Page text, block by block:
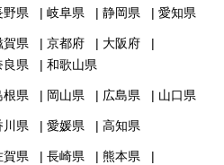
野県 岐阜県 静岡県 愛知県
賀県 京都府
大阪府
良県 和歌山県
根県 岡山県 広島県 山口県
川県 愛媛県 高知県
賀県 長崎県
熊本県